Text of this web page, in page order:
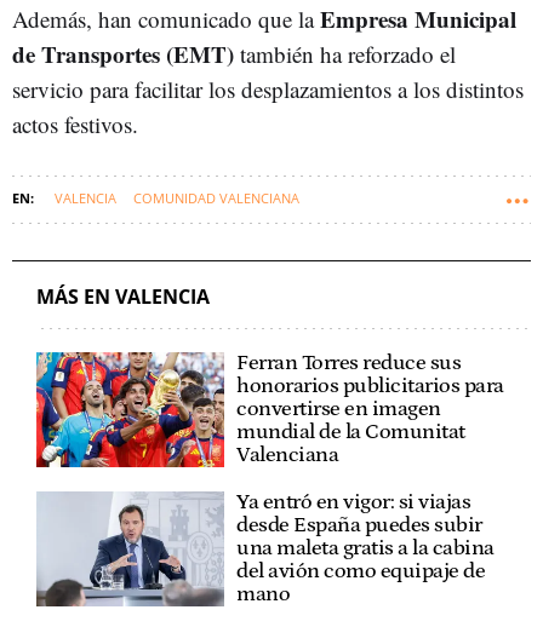
Además, han comunicado que laEmpresa Municipal
de Transportes (EMT) también ha reforzado el
servicio para facilitar los desplazamientos a los distintos
actos festivos.
VALENCIA COMUNIDAD VALENCIANA
MÁS EN VALENCIA
Ferran Torres reduce sus
honorarios publicitarios para
convertirse en imagen
mundial de la Comunitat
Valenciana
Ya entró en vigor: si viajas
desde España puedes subir
una maleta gratis a la cabina
del avión como equipaje de
mano